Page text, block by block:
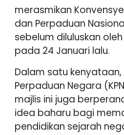
merasmikan
dan Perpaduan
sebelum diluluskan
pada 24 Januari lalu.
Dalam satu
Perpaduan Negara
majlis ini juga
idea baharu bagi
pendidikan sejarah